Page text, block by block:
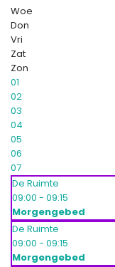
Woe
Don
Vri
Zat
Zon
01
02
03
04
05
06
07
De Ruimte
09:00 - 09:15
Morgengebed
De Ruimte
09:00 - 09:15
Morgengebed